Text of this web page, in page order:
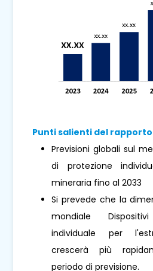
Punti salienti del
Previsioni globali sul
di protezione
mineraria fino al 2033
Si prevede che la
mondiale
individuale per
crescerà più
periodo di previsione.